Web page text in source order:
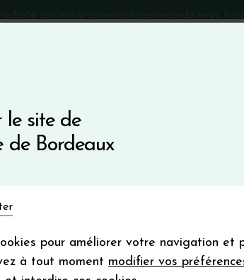
le site de
de Bordeaux
pour améliorer votre navigation et
à tout moment modifier vos
En m’abonnant, j’accepte de
Vinothèque de Bordeaux.